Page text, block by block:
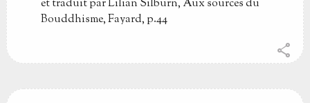
et traduit par Lilian Silburn, Aux sources du
Bouddhisme, Fayard, p.44
share